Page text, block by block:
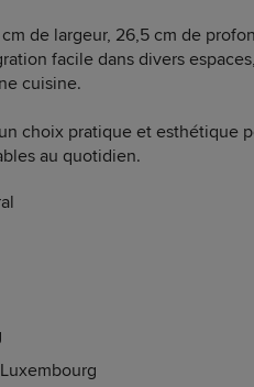
de largeur, 26,5 cm de
facile dans divers
cuisine.
choix pratique et esthétique
au quotidien.